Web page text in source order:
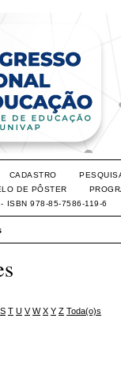
CADASTRO
DE PÔSTER
ISBN 978-85-7586-119-6
S T U V W X Y Z Toda(o)s